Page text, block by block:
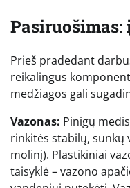
Prieš pradedant
reikalingus
medžiagos gali
Vazonas: Pinigų
rinkitės stabilų, sunkų
molinį). Plastikiniai
taisyklė – vazono